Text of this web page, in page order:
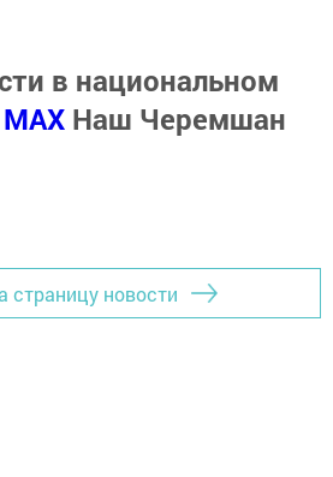
в национальном
MАХ Наш Черемшан
страницу новости